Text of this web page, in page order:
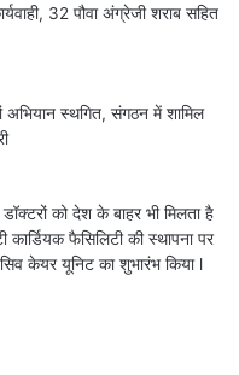
32 पौवा अंग्रेजी शराब सहित
अभियान स्थगित, संगठन में शामिल
को देश के बाहर भी मिलता है
फैसिलिटी की स्थापना पर
केयर यूनिट का शुभारंभ किया l